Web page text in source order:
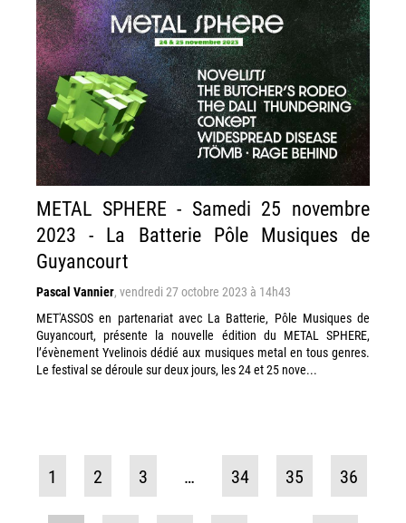
METAL SPHERE - Samedi 25 novembre
2023 - La Batterie Pôle Musiques de
Guyancourt
Pascal Vannier, vendredi 27 octobre 2023 à 14h43
MET'ASSOS en partenariat avec La Batterie, Pôle Musiques de
Guyancourt, présente la nouvelle édition du METAL SPHERE,
l’évènement Yvelinois dédié aux musiques metal en tous genres.
Le festival se déroule sur deux jours, les 24 et 25 nove...
1 2 3 … 34 35 36